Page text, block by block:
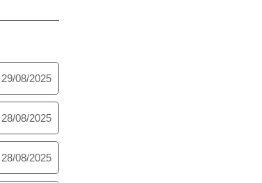
29/08/2025
28/08/2025
28/08/2025